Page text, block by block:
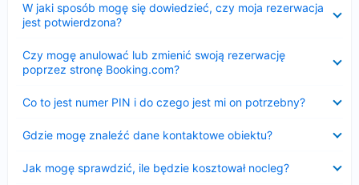
W jaki sposób mogę się dowiedzieć, czy moja rezerwacja
jest potwierdzona?
Czy mogę anulować lub zmienić swoją rezerwację
poprzez stronę Booking.com?
Co to jest numer PIN i do czego jest mi on potrzebny?
Gdzie mogę znaleźć dane kontaktowe obiektu?
Jak mogę sprawdzić, ile będzie kosztował nocleg?